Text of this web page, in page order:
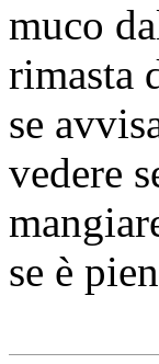
muco
rimasta
se
vedere
se è